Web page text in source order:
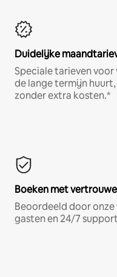
Duidelijke
Speciale tarieven
de lange termijn
zonder extra kosten.*
Boeken met
Beoordeeld door
gasten en 24/7